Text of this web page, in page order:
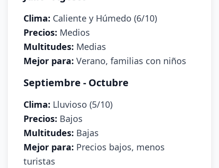
Clima: Caliente y Húmedo (6/10)
Precios: Medios
Multitudes: Medias
Mejor para: Verano, familias con niños
Septiembre - Octubre
Clima: Lluvioso (5/10)
Precios: Bajos
Multitudes: Bajas
Mejor para: Precios bajos, menos
turistas